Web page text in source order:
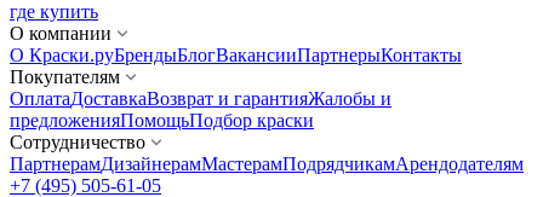
где купить
О компании
О Краски.руБрендыБлогВакансииПартнерыКонтакты
Покупателям
ОплатаДоставкаВозврат и гарантияЖалобы и
предложенияПомощьПодбор краски
Сотрудничество
ПартнерамДизайнерамМастерамПодрядчикамАрендодателям
+7 (495) 505-61-05